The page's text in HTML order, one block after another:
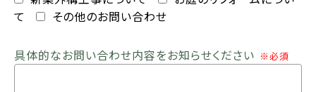
て
その他のお問い合わせ
具体的なお問い合わせ内容をお知らせください ※必須